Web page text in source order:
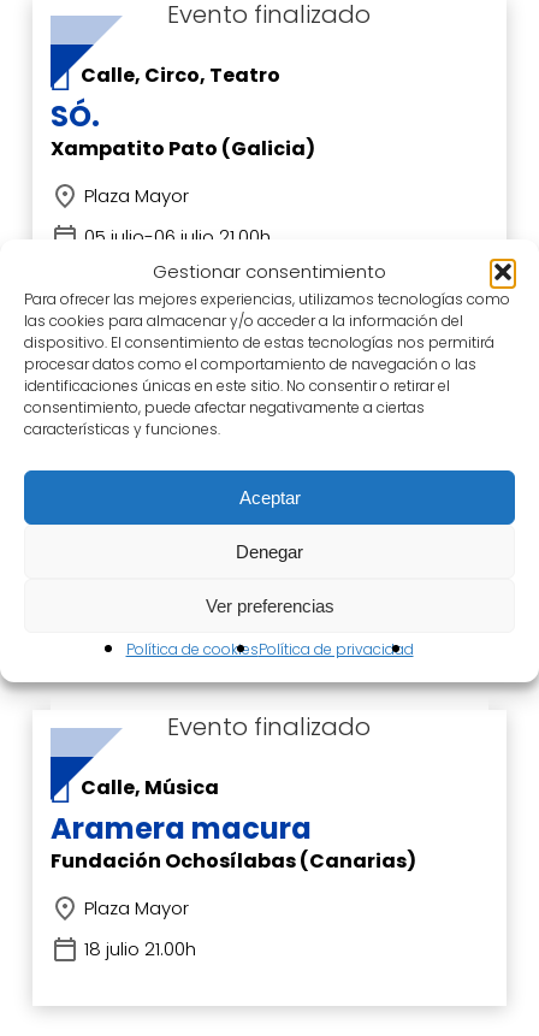
Gestionar consentimiento
Para ofrecer las mejores experiencias, utilizamos tecnologías como
las cookies para almacenar y/o acceder a la información del
dispositivo. El consentimiento de estas tecnologías nos permitirá
procesar datos como el comportamiento de navegación o las
identificaciones únicas en este sitio. No consentir o retirar el
consentimiento, puede afectar negativamente a ciertas
características y funciones.
Aceptar
Denegar
Ver preferencias
Política de cookiesPolítica de privacidad
Calle, Circo, Teatro
SÓ.
Xampatito Pato (Galicia)
Plaza Mayor
05 julio-06 julio 21.00h
Calle, Circo
Gran Sonata
Cía. Le Puant (Cataluña)
Calle, Música
Aramera macura
Fundación Ochosílabas (Canarias)
Plaza Mayor
18 julio 21.00h